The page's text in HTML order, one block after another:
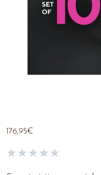
176,95€
★★★★★